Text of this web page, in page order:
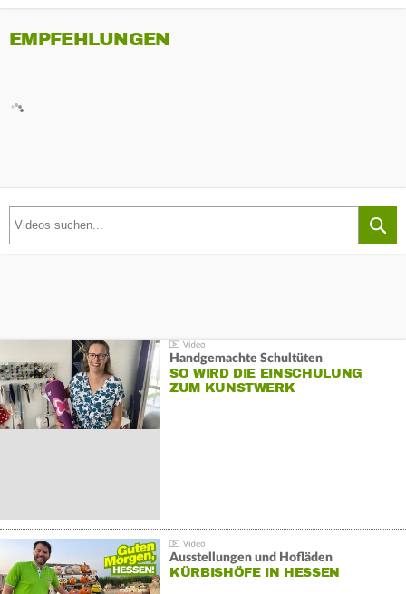
EMPFEHLUNGEN
Handgemachte Schultüten
SO WIRD DIE EINSCHULUNG
ZUM KUNSTWERK
Ausstellungen und Hofläden
KÜRBISHÖFE IN HESSEN